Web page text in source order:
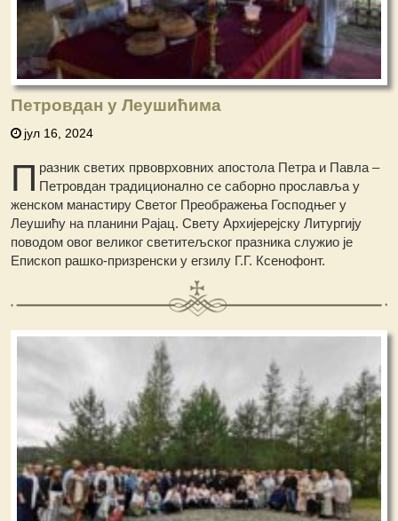
Петровдан у Леушићима
јул 16, 2024
П разник светих првоврховних апостола Петра и Павла –
Петровдан традиционално се саборно прославља у
женском манастиру Светог Преображења Господњег у
Леушићу на планини Рајац. Свету Архијерејску Литургију
поводом овог великог светитељског празника служио је
Епископ рашко-призренски у егзилу Г.Г. Ксенофонт.